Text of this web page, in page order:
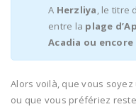
A Herzliya, le titre
entre la plage
Acadia ou
Alors voilà, que vous
ou que vous préfériez